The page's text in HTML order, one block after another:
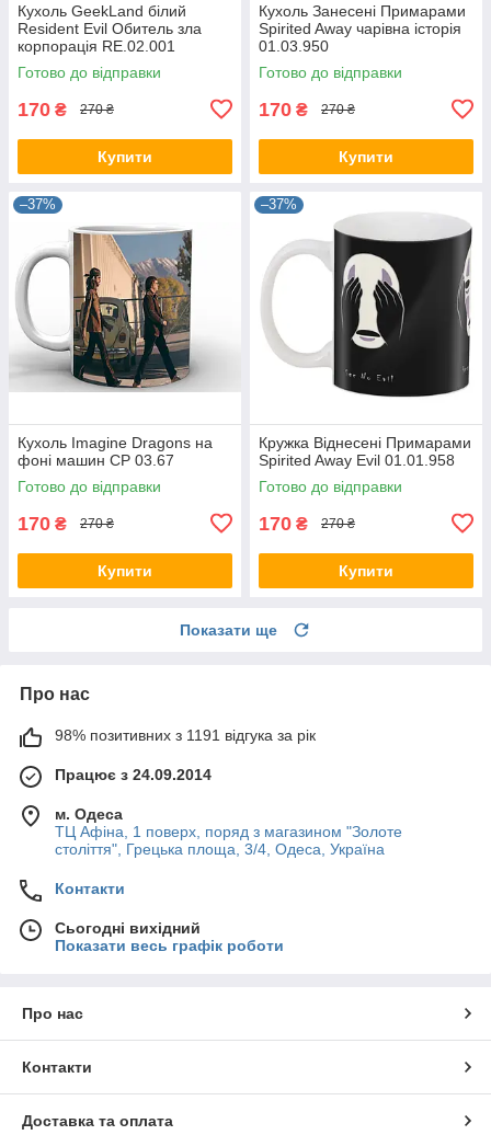
Кухоль GeekLand білий
Resident Evil Обитель зла
корпорація RE.02.001
Готово до відправки
170 ₴ 270 ₴
Купити
Кухоль Занесені Примарами
Spirited Away чарівна історія
01.03.950
Готово до відправки
170 ₴ 270 ₴
Купити
–37%
Кухоль Imagine Dragons на
фоні машин CP 03.67
Готово до відправки
170 ₴ 270 ₴
Купити
–37%
Кружка Віднесені Примарами
Spirited Away Evil 01.01.958
Готово до відправки
170 ₴ 270 ₴
Купити
Показати ще
Про нас
98% позитивних з 1191 відгука за рік
Працює з 24.09.2014
м. Одеса
ТЦ Афіна, 1 поверх, поряд з магазином "Золоте
століття", Грецька площа, 3/4, Одеса, Україна
Контакти
Сьогодні вихідний
Показати весь графік роботи
Про нас
Контакти
Доставка та оплата